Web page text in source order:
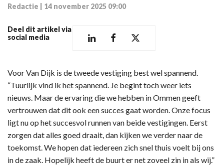
Redactie 14 november 2025 09:00
Deel dit artikel via
social media
Voor Van Dijk is de tweede vestiging best wel spannend.
“Tuurlijk vind ik het spannend. Je begint toch weer iets
nieuws. Maar de ervaring die we hebben in Ommen geeft
vertrouwen dat dit ook een succes gaat worden. Onze focus
ligt nu op het succesvol runnen van beide vestigingen. Eerst
zorgen dat alles goed draait, dan kijken we verder naar de
toekomst. We hopen dat iedereen zich snel thuis voelt bij ons
in de zaak. Hopelijk heeft de buurt er net zoveel zin in als wij.”